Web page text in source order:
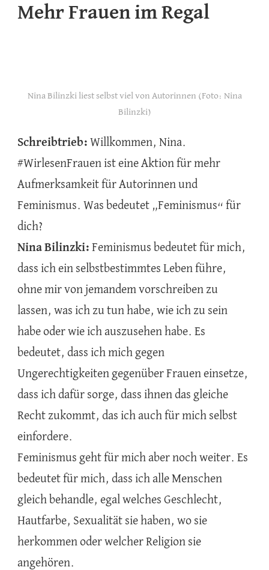
Mehr Frauen im Regal
Nina Bilinzki liest selbst viel von Autorinnen (Foto: Nina
Bilinzki)
Schreibtrieb: Willkommen, Nina.
#WirlesenFrauen ist eine Aktion für mehr
Aufmerksamkeit für Autorinnen und
Feminismus. Was bedeutet „Feminismus“ für
dich?
Nina Bilinzki: Feminismus bedeutet für mich,
dass ich ein selbstbestimmtes Leben führe,
ohne mir von jemandem vorschreiben zu
lassen, was ich zu tun habe, wie ich zu sein
habe oder wie ich auszusehen habe. Es
bedeutet, dass ich mich gegen
Ungerechtigkeiten gegenüber Frauen einsetze,
dass ich dafür sorge, dass ihnen das gleiche
Recht zukommt, das ich auch für mich selbst
einfordere.
Feminismus geht für mich aber noch weiter. Es
bedeutet für mich, dass ich alle Menschen
gleich behandle, egal welches Geschlecht,
Hautfarbe, Sexualität sie haben, wo sie
herkommen oder welcher Religion sie
angehören.